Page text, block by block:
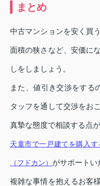
まとめ
中古マンションを安く買
面積の狭さなど、安価に
しをしましょう。
また、値引き交渉をする
タッフを通して交渉をお
真摯な態度で相談する点
天童市で一戸建てを購入
（フドカン） がサポートい
複雑な事情を抱えるお客